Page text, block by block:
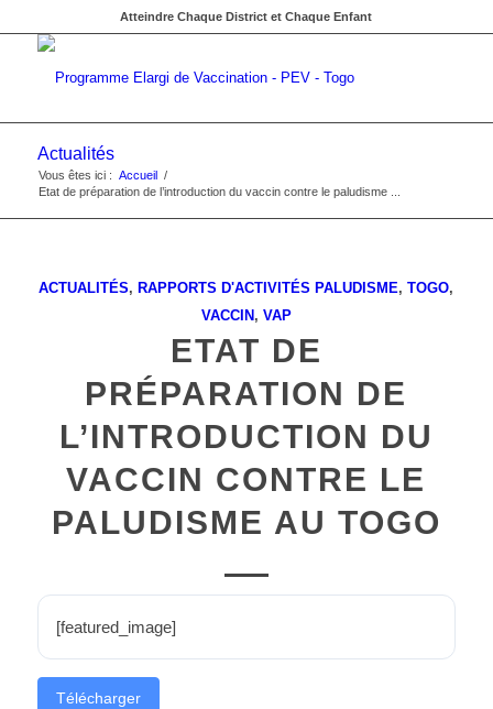
Atteindre Chaque District et Chaque Enfant
Actualités
Vous êtes ici : Accueil /
Etat de préparation de l’introduction du vaccin contre le paludisme ...
ACTUALITÉS, RAPPORTS D'ACTIVITÉS PALUDISME,TOGO,
VACCIN , VAP
ETAT DE
PRÉPARATION DE
L’INTRODUCTION DU
VACCIN CONTRE LE
PALUDISME AU TOGO
[featured_image]
Télécharger